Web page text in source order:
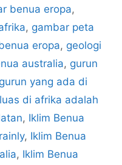
benua eropa,
, gambar peta
eropa, geologi
australia, gurun
gurun yang ada di
di afrika adalah
, Iklim Benua
, Iklim Benua
, Iklim Benua